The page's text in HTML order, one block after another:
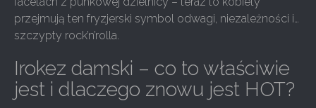
przejmują ten fryzjerski symbol odwagi, niezależności i…
szczypty rock’n’rolla.
Irokez damski – co to właściwie
jest i dlaczego znowu jest HOT?